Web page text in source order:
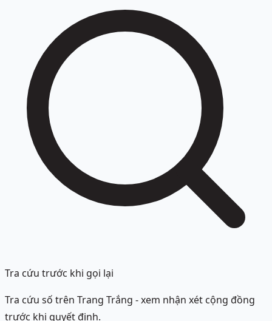
Tra cứu trước khi gọi lại
Tra cứu số trên Trang Trắng - xem nhận xét cộng đồng
trước khi quyết định.